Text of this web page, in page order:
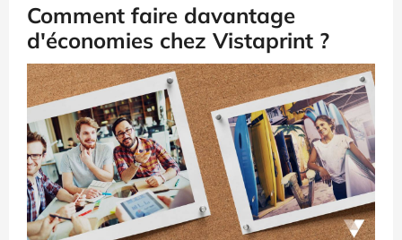
Comment faire davantage
d'économies chez Vistaprint ?